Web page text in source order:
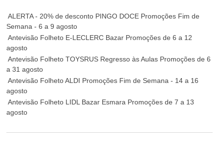
ALERTA - 20% de desconto PINGO DOCE Promoções Fim de
Semana - 6 a 9 agosto
Antevisão Folheto E-LECLERC Bazar Promoções de 6 a 12
agosto
Antevisão Folheto TOYSRUS Regresso às Aulas Promoções de 6
a 31 agosto
Antevisão Folheto ALDI Promoções Fim de Semana - 14 a 16
agosto
Antevisão Folheto LIDL Bazar Esmara Promoções de 7 a 13
agosto